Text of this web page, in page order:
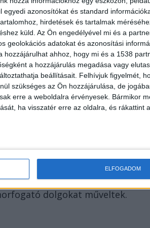
azonosítókat és standard
hirdetések és tartalmak
küld. Az Ön engedélyével mi és a
geolokációs adatokat és azonosítási
hozzájárulhat ahhoz, hogy mi és a 1538
a hozzájárulás megadása vagy
beállításait. Felhívjuk figyelmét,
szükséges az Ön hozzájárulása, de
erre a weboldalra érvényesek. Bármikor
ha visszatér erre az oldalra, és rákattint
ELFOGADOM
és az információszabadságról
válaszolni.
igazgatóját és annak
emberkereskedelem,
vette őrizetbe, majd
dolgokat műveltek.